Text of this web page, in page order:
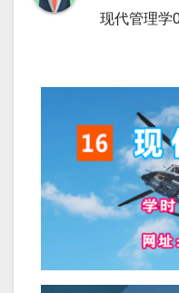
现代管理学